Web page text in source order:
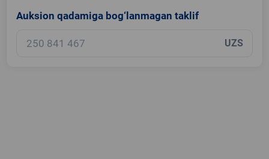
Auksion qadamiga bog‘lanmagan taklif
UZS